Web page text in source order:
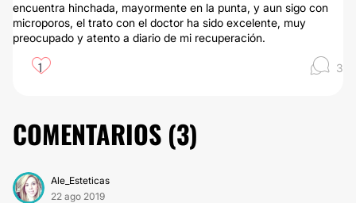
encuentra hinchada, mayormente en la punta, y aun sigo con
microporos, el trato con el doctor ha sido excelente, muy
preocupado y atento a diario de mi recuperación.
1 3
COMENTARIOS (3)
Ale_Esteticas
22 ago 2019